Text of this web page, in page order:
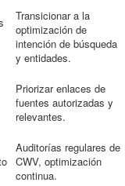
Transicionar a la
optimización de
intención de búsqueda
y entidades.
Priorizar enlaces de
fuentes autorizadas y
relevantes.
Auditorías regulares de
CWV, optimización
continua.